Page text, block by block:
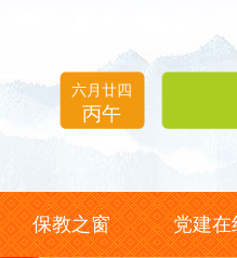
六月廿四
丙午
保教之窗 党建在